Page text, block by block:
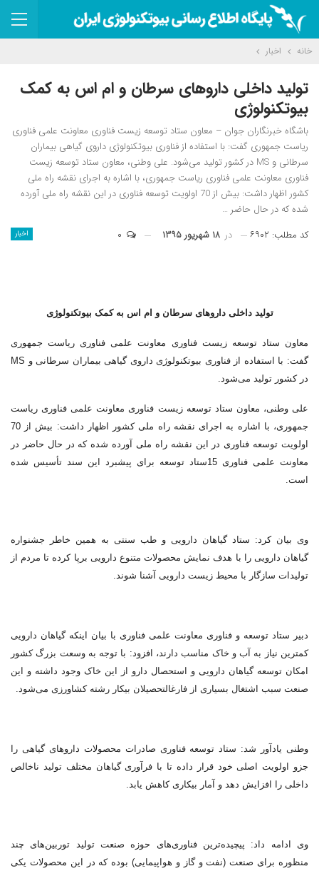
خانه اخبار
تولید داخلی داروهای سرطان و ام اس به کمک
بیوتکنولوژی
باشگاه خبرنگاران جوان – معاون ستاد توسعه زیست فناوری معاونت علمی فناوری
ریاست جمهوری گفت: با استفاده از فناوری بیوتکنولوژی داروی گیاهی بیماران
سرطانی و MS در کشور تولید می‌شود. علی وطنی، معاون ستاد توسعه زیست
فناوری معاونت علمی فناوری ریاست جمهوری، با اشاره به اجرای نقشه راه ملی
کشور اظهار داشت: بیش از 70 اولویت توسعه فناوری در این نقشه راه ملی آورده
شده که در حال حاضر …
اخبار کد مطلب: ۶۹۰۲ در ۱۸ شهریور ۱۳۹۵
تولید داخلی داروهای سرطان و ام اس به کمک بیوتکنولوژی
معاون ستاد توسعه زیست فناوری معاونت علمی فناوری ریاست جمهوری
گفت: با استفاده از فناوری بیوتکنولوژی داروی گیاهی بیماران سرطانی و MS
در کشور تولید می‌شود.
علی وطنی، معاون ستاد توسعه زیست فناوری معاونت علمی فناوری ریاست
جمهوری، با اشاره به اجرای نقشه راه ملی کشور اظهار داشت: بیش از 70
اولویت توسعه فناوری در این نقشه راه ملی آورده شده که در حال حاضر در
معاونت علمی فناوری 15ستاد توسعه برای پیشبرد این سند تأسیس شده
است.
وی بیان کرد: ستاد گیاهان دارویی و طب سنتی به همین خاطر جشنواره
گیاهان دارویی را با هدف نمایش محصولات متنوع دارویی برپا کرده تا مردم از
تولیدات سازگار با محیط زیست دارویی آشنا شوند.
دبیر ستاد توسعه و فناوری معاونت علمی فناوری با بیان اینکه گیاهان دارویی
کمترین نیاز به آب و خاک مناسب دارند، افزود: با توجه به وسعت بزرگ کشور
امکان توسعه گیاهان دارویی و استحصال دارو از این خاک وجود داشته و این
صنعت سبب اشتغال بسیاری از فارغ‎التحصیلان بیکار رشته کشاورزی می‌شود.
وطنی یادآور شد: ستاد توسعه فناوری صادرات محصولات دارو‌های گیاهی را
جزو اولویت اصلی خود قرار داده تا با فرآوری گیاهان مختلف تولید ناخالص
داخلی را افزایش دهد و آمار بیکاری کاهش یابد.
وی ادامه داد: پیچیده‌ترین فناوری‌های حوزه صنعت تولید توربین‌های چند
منظوره برای صنعت (نفت و گاز و هواپیمایی) بوده که در این محصولات یکی